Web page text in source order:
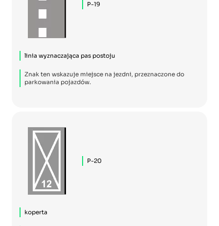
P-19
linia wyznaczająca pas postoju
Znak ten wskazuje miejsce na jezdni, przeznaczone do
parkowania pojazdów.
P-20
koperta